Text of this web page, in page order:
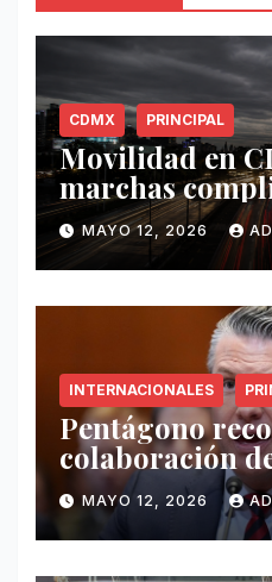
CDMX PRINCIPAL
Movilidad en
marchas
este 12 de mayo
MAYO 12, 2026
INTERNACIONALES
Pentágono
colaboración
exige mayor
antidrogas
MAYO 12, 2026